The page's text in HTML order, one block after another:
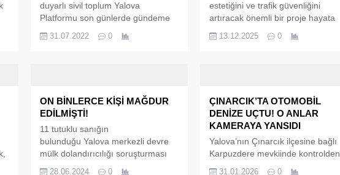
duyarlı sivil toplum Yalova
Platformu son günlerde gündeme
alanındaki ağaç katliamına sessiz
fikir alma ya da verme özgürlüğü
anayasamızın 26. maddesinde
güvence altına alınmış en temel
hak ve...
31.07.2022 0
estetiğini ve trafik güvenliğini
artıracak önemli bir proje hayata
girişini daha modern, güvenli ve
13.12.2025 0
ON BİNLERCE KİŞİ MAĞDUR
EDİLMİŞTİ!
11 tutuklu sanığın
bulunduğu Yalova merkezli devre
mülk dolandırıcılığı soruşturması
28.06.2024 0
ÇINARCIK’TA OTOMOBİL
DENİZE UÇTU! O ANLAR
KAMERAYA YANSIDI
Yalova’nın Çınarcık ilçesine bağlı
Karpuzdere mevkiinde kontrolden
31.01.2026 0